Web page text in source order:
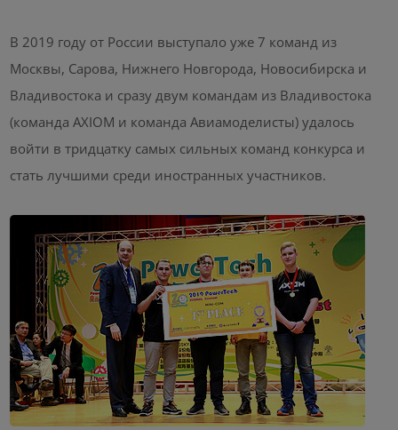
В 2019 году от России выступало уже 7 команд из
Москвы, Сарова, Нижнего Новгорода, Новосибирска и
Владивостока и сразу двум командам из Владивостока
(команда AXIOM и команда Авиамоделисты) удалось
войти в тридцатку самых сильных команд конкурса и
стать лучшими среди иностранных участников.